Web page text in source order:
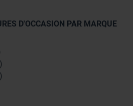
D'OCCASION PAR MARQUE